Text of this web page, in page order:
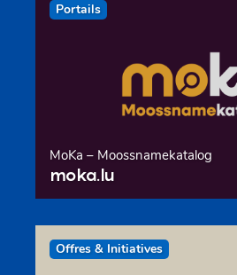
Portails
MoKa – Moossnamekatalog
moka.lu
Offres & Initiatives